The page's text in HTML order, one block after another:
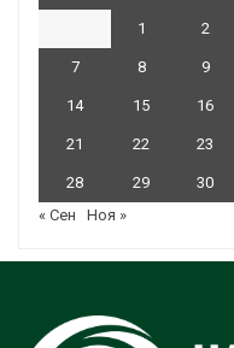
1 2
7 8 9
14 15 16
21 22 23
28 29 30
« Сен
Ноя »